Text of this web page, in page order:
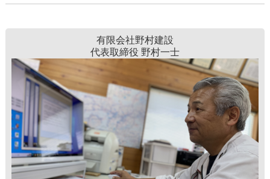
有限会社野村建設
代表取締役 野村一士